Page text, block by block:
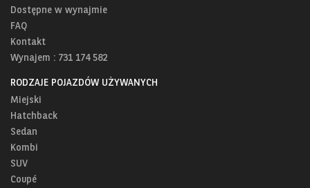
Dostępne w wynajmie
FAQ
Kontakt
Wynajem : 731 174 582
RODZAJE POJAZDÓW UŻYWANYCH
Miejski
Hatchback
Sedan
Kombi
SUV
Coupé